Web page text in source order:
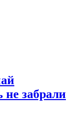
забрали